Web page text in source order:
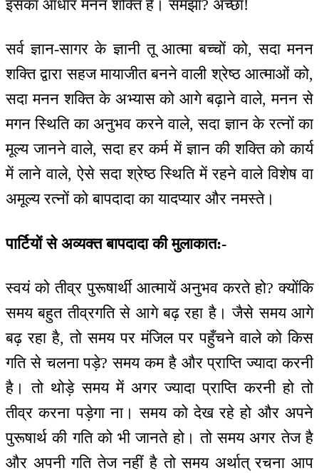
इसका आधार मनन शक्ति है। समझा? अच्छा!
सर्व ज्ञान-सागर के ज्ञानी तू आत्मा बच्चों को, सदा मनन
शक्ति द्वारा सहज मायाजीत बनने वाली श्रेष्ठ आत्माओं को,
सदा मनन शक्ति के अभ्यास को आगे बढ़ाने वाले, मनन से
मगन स्थिति का अनुभव करने वाले, सदा ज्ञान के रत्नों का
मूल्य जानने वाले, सदा हर कर्म में ज्ञान की शक्ति को कार्य
में लाने वाले, ऐसे सदा श्रेष्ठ स्थिति में रहने वाले विशेष वा
अमूल्य रत्नों को बापदादा का यादप्यार और नमस्ते।
पार्टियों से अव्यक्त बापदादा की मुलाकात:-
स्वयं को तीव्र पुरूषार्थी आत्मायें अनुभव करते हो? क्योंकि
समय बहुत तीव्रगति से आगे बढ़ रहा है। जैसे समय आगे
बढ़ रहा है, तो समय पर मंजिल पर पहुँचने वाले को किस
गति से चलना पड़े? समय कम है और प्राप्ति ज्यादा करनी
है। तो थोड़े समय में अगर ज्यादा प्राप्ति करनी हो तो
तीव्र करना पड़ेगा ना। समय को देख रहे हो और अपने
पुरूषार्थ की गति को भी जानते हो। तो समय अगर तेज है
और अपनी गति तेज नहीं है तो समय अर्थात् रचना आप